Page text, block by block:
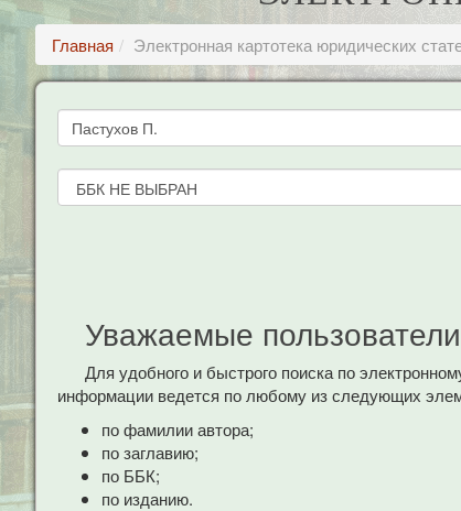
Главная Электронная картотека юридических
Уважаемые
Для удобного и быстрого поиска по
информации ведется по любому из следующих
по фамилии автора;
по заглавию;
по ББК;
по изданию.